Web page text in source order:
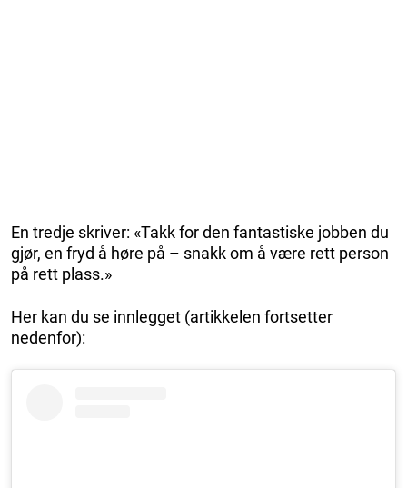
En tredje skriver: «Takk for den fantastiske jobben du
gjør, en fryd å høre på – snakk om å være rett person
på rett plass.»
Her kan du se innlegget (artikkelen fortsetter
nedenfor):